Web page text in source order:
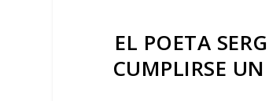
EL POETA
CUMPLIRSE